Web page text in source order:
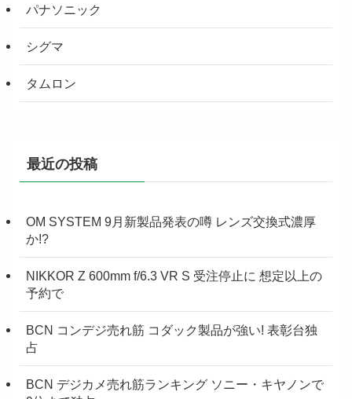
パナソニック
シグマ
タムロン
最近の投稿
OM SYSTEM 9月新製品発表の噂 レンズ交換式濃厚
か!?
NIKKOR Z 600mm f/6.3 VR S 受注停止に 想定以上の
予約で
BCN コンデジ売れ筋 コダック製品が強い! 表彰台独
占
BCN デジカメ売れ筋ランキング ソニー・キヤノンで